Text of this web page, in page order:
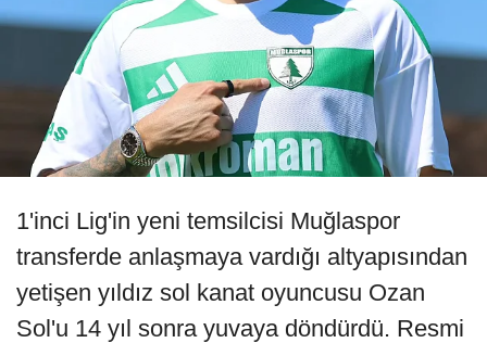
1'inci Lig'in yeni temsilcisi Muğlaspor
transferde anlaşmaya vardığı altyapısından
yetişen yıldız sol kanat oyuncusu Ozan
Sol'u 14 yıl sonra yuvaya döndürdü. Resmi